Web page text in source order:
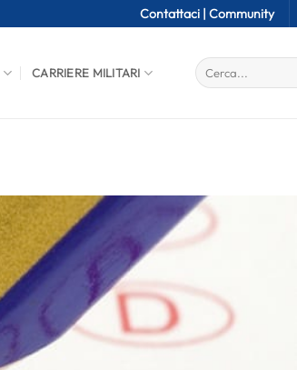
Contattaci | Community
CARRIERE MILITARI